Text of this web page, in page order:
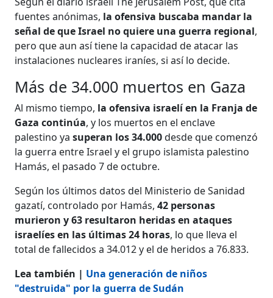
fuentes anónimas, la ofensiva buscaba mandar la
señal de que Israel no quiere una guerra regional,
pero que aun así tiene la capacidad de atacar las
instalaciones nucleares iraníes, si así lo decide.
Más de 34.000 muertos en Gaza
Al mismo tiempo, la ofensiva israelí en la Franja de
Gaza continúa, y los muertos en el enclave
palestino ya superan los 34.000desde que comenzó
la guerra entre Israel y el grupo islamista palestino
Hamás, el pasado 7 de octubre.
Según los últimos datos del Ministerio de Sanidad
gazatí, controlado por Hamás,42 personas
murieron y 63 resultaron heridas en ataques
israelíes en las últimas 24 horas, lo que lleva el
total de fallecidos a 34.012 y el de heridos a 76.833.
Lea también | Una generación de niños
"destruida" por la guerra de Sudán